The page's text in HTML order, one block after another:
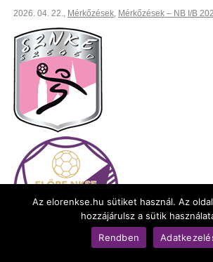
2026. 04. 22., Mérkőzések, Mérkőzések – NB I/B
Az elorenkse.hu sütiket használ. Az
hozzájárulsz a sütik
Rendben